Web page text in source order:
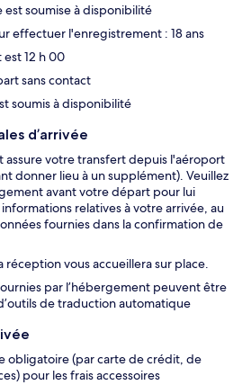
est soumise à disponibilité
effectuer l'enregistrement : 18 ans
12 h 00
sans contact
soumis à disponibilité
d’arrivée
assure votre transfert depuis l'aéroport
donner lieu à un supplément). Veuillez
avant votre départ pour lui
relatives à votre arrivée, au
fournies dans la confirmation de
réception vous accueillera sur place.
par l’hébergement peuvent être
de traduction automatique
obligatoire (par carte de crédit, de
pour les frais accessoires